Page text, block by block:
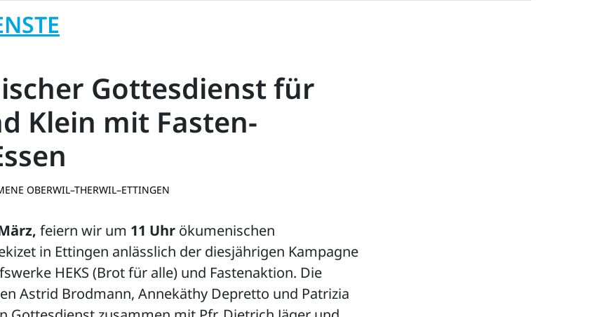
Gottesdienst für
Klein mit Fasten-
OBERWIL–THERWIL–ETTINGEN
feiern wir um 11 Uhr ökumenischen
in Ettingen anlässlich der diesjährigen Kampagne
HEKS (Brot für alle) und Fastenaktion. Die
Astrid Brodmann, Annekäthy Depretto und Patrizia